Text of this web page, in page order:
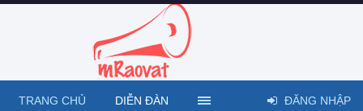
TRANG CHỦ DIỄN ĐÀN ĐĂNG NHẬP